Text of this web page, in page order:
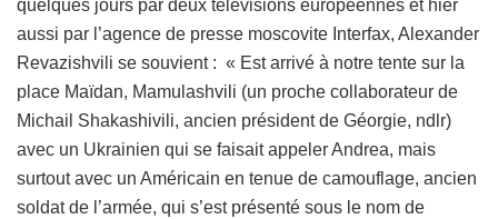
quelques jours par deux télévisions européennes et hier
aussi par l’agence de presse moscovite Interfax, Alexander
Revazishvili se souvient : « Est arrivé à notre tente sur la
place Maïdan, Mamulashvili (un proche collaborateur de
Michail Shakashivili, ancien président de Géorgie, ndlr)
avec un Ukrainien qui se faisait appeler Andrea, mais
surtout avec un Américain en tenue de camouflage, ancien
soldat de l’armée, qui s’est présenté sous le nom de